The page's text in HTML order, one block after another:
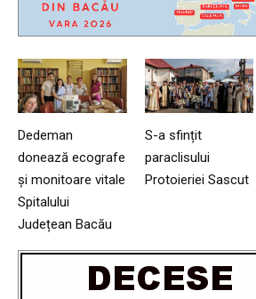
Dedeman
donează ecografe
și monitoare vitale
Spitalului
Județean Bacău
S-a sfințit
paraclisului
Protoieriei Sascut